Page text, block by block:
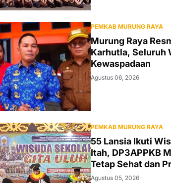
PEMKAB MURUNG RAYA
Murung Raya
Karhutla, Seluruh
Kewaspadaan
Agustus 06, 2026
PEMKAB MURUNG RAYA
55 Lansia Ikuti
Itah, DP3APPKB
Tetap Sehat dan
Agustus 05, 2026